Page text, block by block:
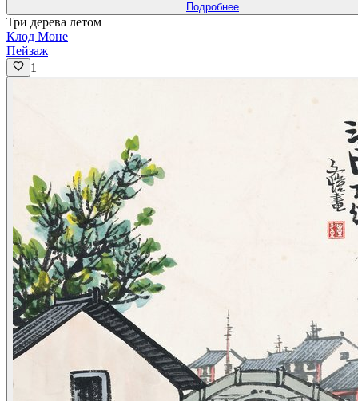
Подробнее
Три дерева летом
Клод Моне
Пейзаж
1